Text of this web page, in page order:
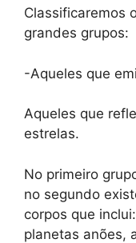
Classificaremos
grandes grupos:
-Aqueles que
Aqueles que
estrelas.
No primeiro
no segundo
corpos que
planetas anões,